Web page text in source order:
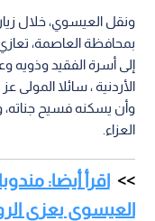
ونقل العيسوي، خلال
بمحافظة العاصمة،
إلى أسرة الفقيد وذويه
الأردنية ، سائلا
وأن يسكنه فسيح
العزاء.
اقرأ أيضا:
العيسوي يعزي